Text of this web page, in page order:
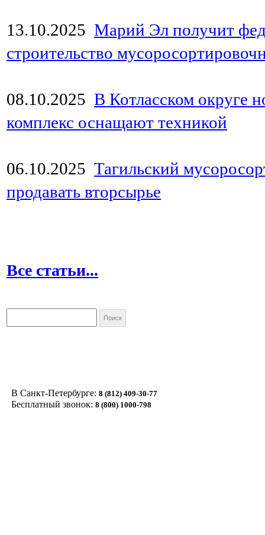
13.10.2025 Марий Эл получит
строительство
08.10.2025 В Котласском округе
комплекс оснащают техникой
06.10.2025 Тагильский
продавать вторсырье
Все статьи...
В Санкт-Петербурге: 8 (812) 409-30-77
Бесплатный звонок: 8 (800) 1000-798